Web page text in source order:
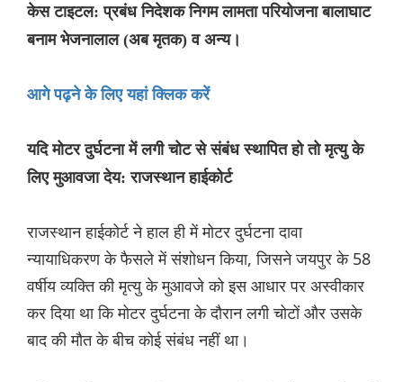
केस टाइटल: प्रबंध निदेशक निगम लामता परियोजना बालाघाट
बनाम भेजनालाल (अब मृतक) व अन्य।
आगे पढ़ने के लिए यहां क्लिक करें
यदि मोटर दुर्घटना में लगी चोट से संबंध स्थापित हो तो मृत्यु के
लिए मुआवजा देय: राजस्थान हाईकोर्ट
राजस्थान हाईकोर्ट ने हाल ही में मोटर दुर्घटना दावा
न्यायाधिकरण के फैसले में संशोधन किया, जिसने जयपुर के 58
वर्षीय व्यक्ति की मृत्यु के मुआवजे को इस आधार पर अस्वीकार
कर दिया था कि मोटर दुर्घटना के दौरान लगी चोटों और उसके
बाद की मौत के बीच कोई संबंध नहीं था।